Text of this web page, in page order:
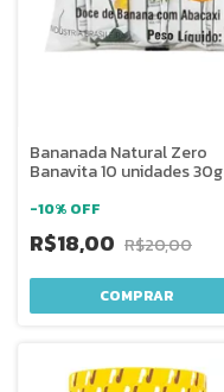
Bananada Natural Zero
Banavita 10 unidades 30g
-10% OFF
R$18,00 R$20,00
COMPRAR